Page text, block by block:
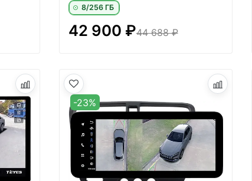
8/256 ГБ
44 688 ₽
42 900 ₽
-23%